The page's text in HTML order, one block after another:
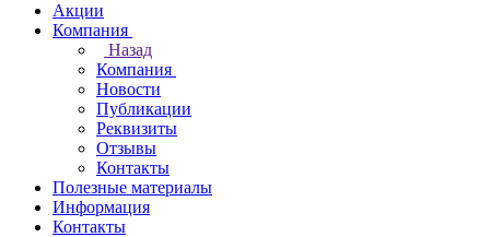
Акции
Компания
Назад
Компания
Новости
Публикации
Реквизиты
Отзывы
Контакты
Полезные материалы
Информация
Контакты